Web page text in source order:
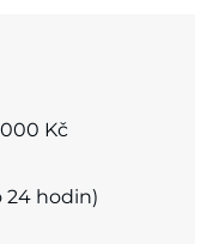
Kč
24 hodin)